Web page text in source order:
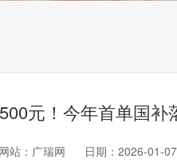
元！今年首单国补
网站：广瑞网 日期：2026-01-